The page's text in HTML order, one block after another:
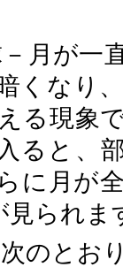
月が一
くなり
る現象
ると、
に月が
見られま
のとお